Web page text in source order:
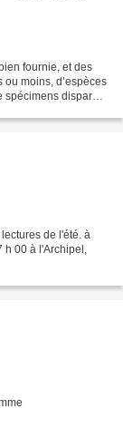
fournie, et des
moins, d’espèces
disparus
de l'été. à
00 à l'Archipel,